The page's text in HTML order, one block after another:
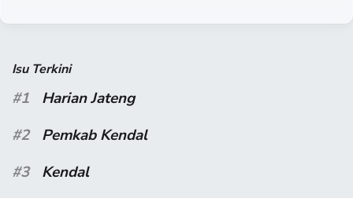
Isu Terkini
#1
Harian Jateng
#2
Pemkab Kendal
#3
Kendal